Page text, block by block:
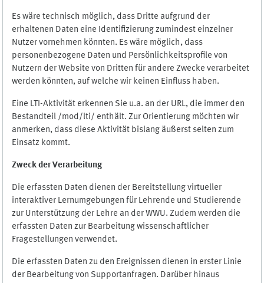
Es wäre technisch möglich, dass Dritte aufgrund der
erhaltenen Daten eine Identifizierung zumindest einzelner
Nutzer vornehmen könnten. Es wäre möglich, dass
personenbezogene Daten und Persönlichkeitsprofile von
Nutzern der Website von Dritten für andere Zwecke verarbeitet
werden könnten, auf welche wir keinen Einfluss haben.
Eine LTI-Aktivität erkennen Sie u.a. an der URL, die immer den
Bestandteil /mod/lti/ enthält. Zur Orientierung möchten wir
anmerken, dass diese Aktivität bislang äußerst selten zum
Einsatz kommt.
Zweck der Verarbeitung
Die erfassten Daten dienen der Bereitstellung virtueller
interaktiver Lernumgebungen für Lehrende und Studierende
zur Unterstützung der Lehre an der WWU. Zudem werden die
erfassten Daten zur Bearbeitung wissenschaftlicher
Fragestellungen verwendet.
Die erfassten Daten zu den Ereignissen dienen in erster Linie
der Bearbeitung von Supportanfragen. Darüber hinaus